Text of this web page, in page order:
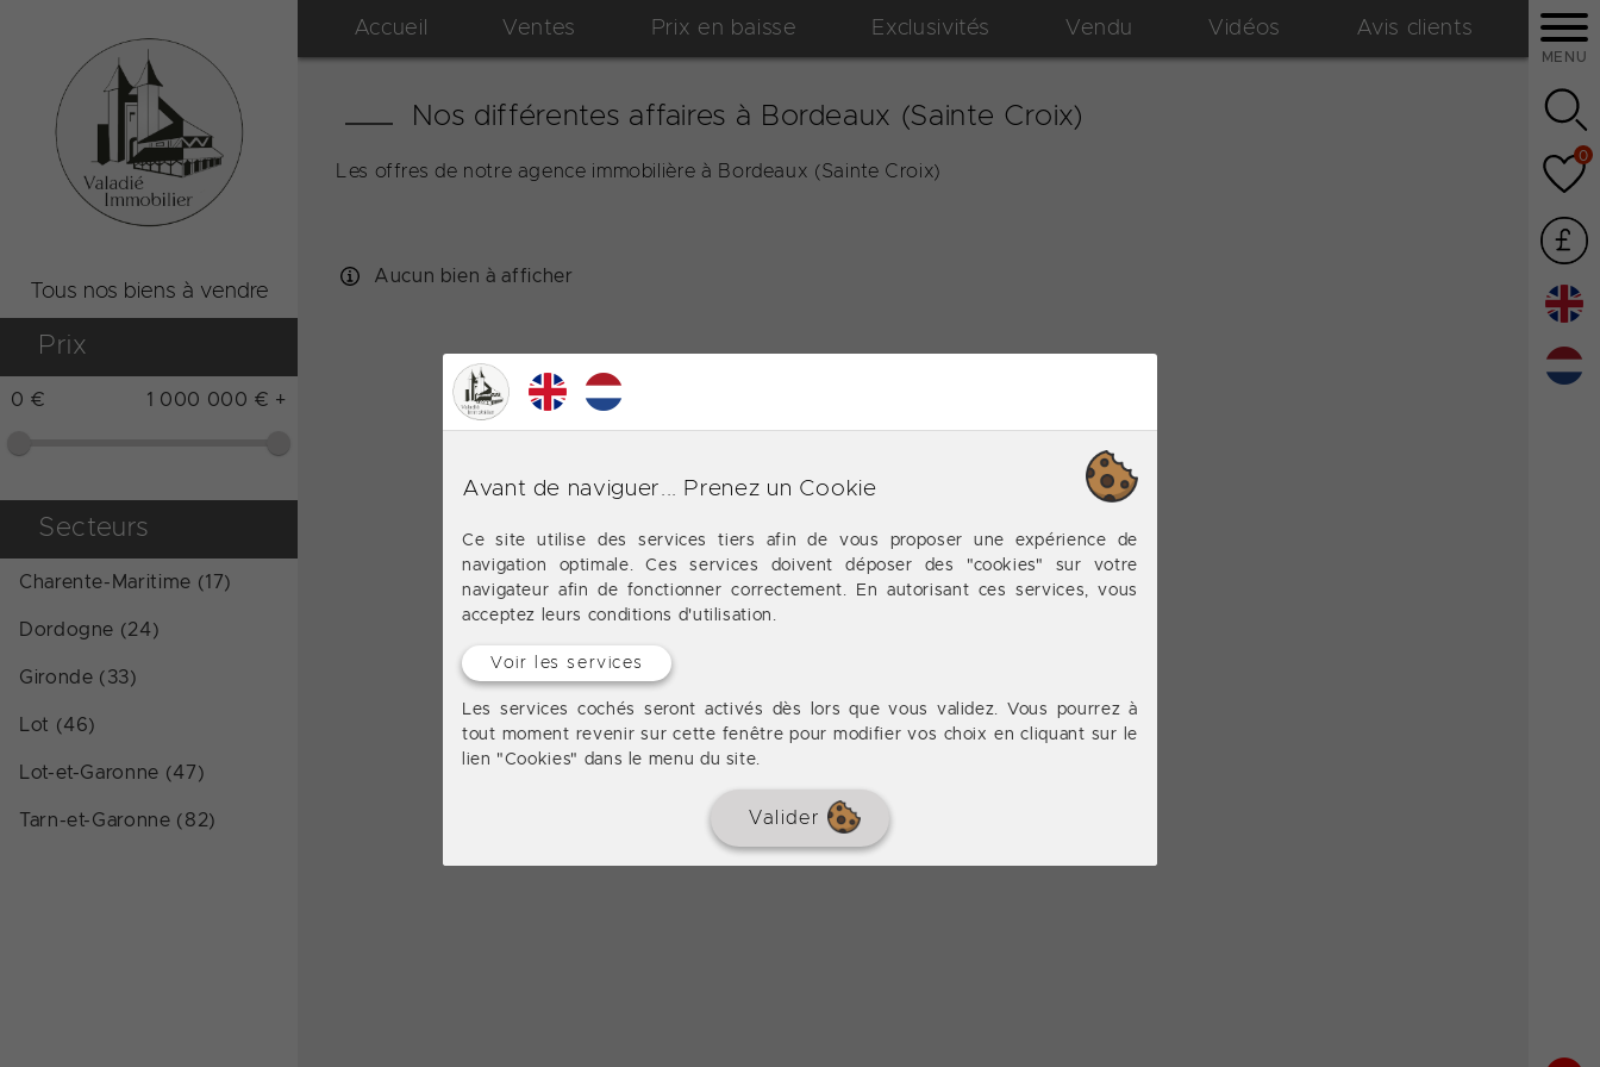
Tous nos biens à vendre
Prix
0 € 1 000 000 € +
Secteurs
Charente-Maritime (17)
Dordogne (24)
Gironde (33)
Lot (46)
Lot-et-Garonne (47)
Tarn-et-Garonne (82)
MENU
0
Accueil Ventes Prix en baisse Exclusivités Vendu Vidéos Avis clients
Nos différentes affaires à Bordeaux (Sainte Croix)
Les offres de notre agence immobilière à Bordeaux (Sainte Croix)
Aucun bien à afficher
Avant de naviguer... Prenez un Cookie
Ce site utilise des services tiers afin de vous proposer une expérience de
navigation optimale. Ces services doivent déposer des "cookies" sur votre
navigateur afin de fonctionner correctement. En autorisant ces services, vous
acceptez leurs conditions d'utilisation.
Voir les services
Les services cochés seront activés dès lors que vous validez. Vous pourrez à
tout moment revenir sur cette fenêtre pour modifier vos choix en cliquant sur le
lien "Cookies" dans le menu du site.
Valider